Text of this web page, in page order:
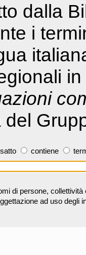
dalla
i
del
contiene
di persone,
ad uso degli